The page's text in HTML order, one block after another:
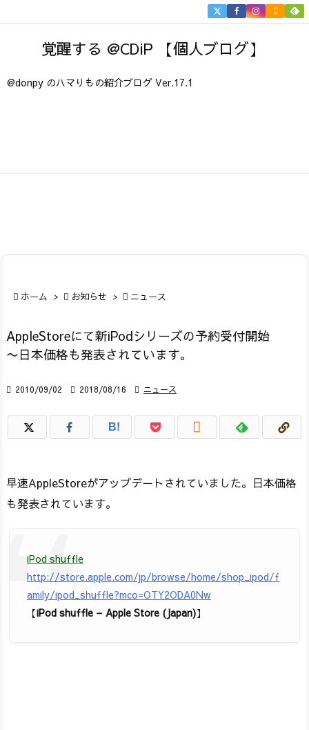
覚醒する @CDiP 【個人ブログ】
@donpy のハマりもの紹介ブログ Ver.17.1


 ホーム >  お知らせ >  ニュース
AppleStoreにて新iPodシリーズの予約受付開始
〜日本価格も発表されています。
 2010/09/02  2018/08/16  ニュース
B! 
早速AppleStoreがアップデートされていました。日本価格
も発表されています。
iPod shuffle
http://store.apple.com/jp/browse/home/shop_ipod/f
amily/ipod_shuffle?mco=OTY2ODA0Nw
【iPod shuffle – Apple Store (Japan)】